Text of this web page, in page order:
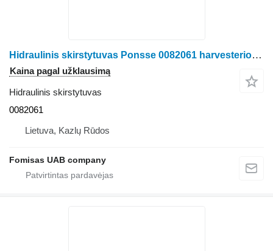
Hidraulinis skirstytuvas Ponsse 0082061 harvesterio Ponsse Scorpion
Kaina pagal užklausimą
Hidraulinis skirstytuvas
0082061
Lietuva, Kazlų Rūdos
Fomisas UAB company